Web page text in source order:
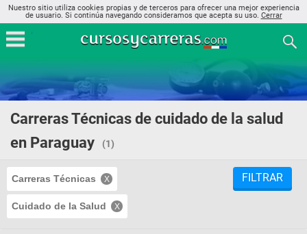
Nuestro sitio utiliza cookies propias y de terceros para ofrecer una mejor experiencia
de usuario. Si continúa navegando consideramos que acepta su uso. Cerrar
Carreras Técnicas de cuidado de la salud
en Paraguay
(1)
Carreras Técnicas
Cuidado de la Salud
FILTRAR